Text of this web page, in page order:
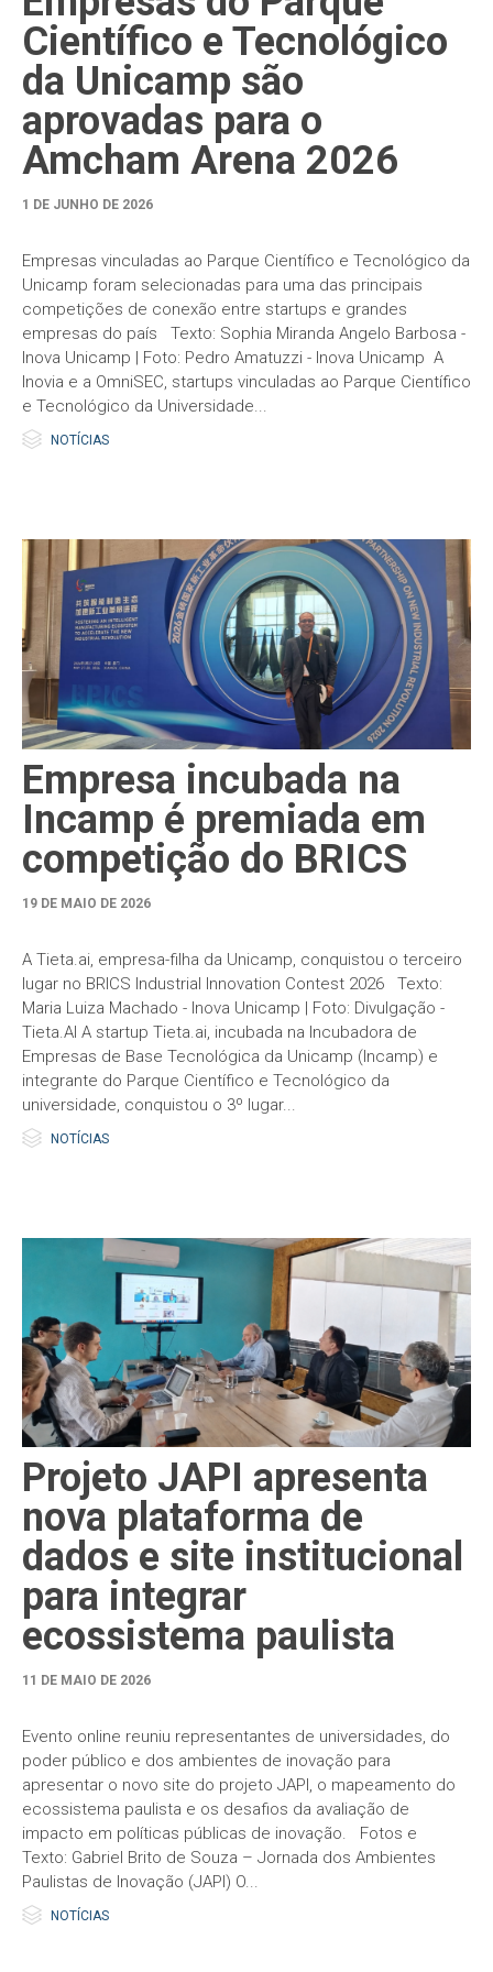
Científico e Tecnológico
da Unicamp são
aprovadas para o
Amcham Arena 2026
1 DE JUNHO DE 2026
Empresas vinculadas ao Parque Científico e Tecnológico da
Unicamp foram selecionadas para uma das principais
competições de conexão entre startups e grandes
empresas do país Texto: Sophia Miranda Angelo Barbosa -
Inova Unicamp | Foto: Pedro Amatuzzi - Inova Unicamp A
Inovia e a OmniSEC, startups vinculadas ao Parque Científico
e Tecnológico da Universidade...
 Category
NOTÍCIAS
Empresa incubada na
Incamp é premiada em
competição do BRICS
19 DE MAIO DE 2026
A Tieta.ai, empresa-filha da Unicamp, conquistou o terceiro
lugar no BRICS Industrial Innovation Contest 2026 Texto:
Maria Luiza Machado - Inova Unicamp | Foto: Divulgação -
Tieta.AI A startup Tieta.ai, incubada na Incubadora de
Empresas de Base Tecnológica da Unicamp (Incamp) e
integrante do Parque Científico e Tecnológico da
universidade, conquistou o 3º lugar...
 Category
NOTÍCIAS
Projeto JAPI apresenta
nova plataforma de
dados e site institucional
para integrar
ecossistema paulista
11 DE MAIO DE 2026
Evento online reuniu representantes de universidades, do
poder público e dos ambientes de inovação para
apresentar o novo site do projeto JAPI, o mapeamento do
ecossistema paulista e os desafios da avaliação de
impacto em políticas públicas de inovação. Fotos e
Texto: Gabriel Brito de Souza – Jornada dos Ambientes
Paulistas de Inovação (JAPI) O...
 Category
NOTÍCIAS